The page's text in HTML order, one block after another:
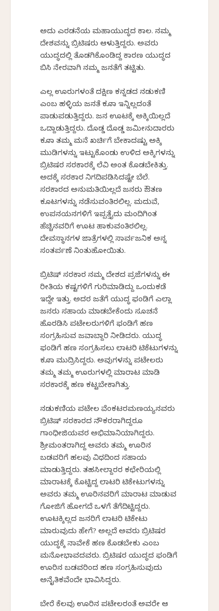
ಅದು ಎರಡನೆಯ ಮಹಾಯುದ್ಧದ ಕಾಲ. ನಮ್ಮ
ದೇಶವನ್ನು ಬ್ರಿಟಿಷರು ಆಳುತ್ತಿದ್ದರು. ಅವರು
ಯುದ್ಧದಲ್ಲಿ ತೊಡಗಿಕೊಂಡಿದ್ದ ಕಾರಣ ಯುದ್ಧದ
ಬಿಸಿ ನೇರವಾಗಿ ನಮ್ಮ ಜನತೆಗೆ ತಟ್ಟಿತು.
ಎಲ್ಲ ಊರುಗಳಂತೆ ದಕ್ಷಿಣ ಕನ್ನಡದ ನಡುಕಣಿ
ಎಂಬ ಹಳ್ಳಿಯ ಜನತೆ ಕೂಡಾ ಇನ್ನಿಲ್ಲದಂತೆ
ಪಾಡುಪಡುತ್ತಿದ್ದರು. ಜನ ಊಟಕ್ಕೆ ಅಕ್ಕಿಯಿಲ್ಲದೆ
ಒದ್ದಾಡುತ್ತಿದ್ದರು. ದೊಡ್ಡ ದೊಡ್ಡ ಜಮೀನುದಾರರು
ಕೂಡಾ ತಮ್ಮ ಮನೆ ಖರ್ಚಿಗೆ ಬೇಕಾದಷ್ಟು ಅಕ್ಕಿ
ಮುಡಿಗಳನ್ನು ಇಟ್ಟುಕೊಂಡು ಉಳಿದ ಅಕ್ಕಿಗಳನ್ನು
ಬ್ರಿಟಿಷರ ಸರಕಾರಕ್ಕೆ ಲೆವಿ ಅಂತ ಕೊಡಬೇಕಿತ್ತು.
ಅದಕ್ಕೆ ಸರಕಾರ ನಿಗದಿಪಡಿಸಿದಷ್ಟೇ ಬೆಲೆ.
ಸರಕಾರದ ಅನುಮತಿಯಿಲ್ಲದೆ ಜನರು ಔತಣ
ಕೂಟಗಳನ್ನು ನಡೆಸುವಂತಿರಲಿಲ್ಲ. ಮದುವೆ,
ಉಪನಯನಗಳಿಗೆ ಇಪ್ಪತ್ತೈದು ಮಂದಿಗಿಂತ
ಹೆಚ್ಚಿನವರಿಗೆ ಊಟ ಹಾಕುವಂತಿರಲಿಲ್ಲ.
ದೇವಸ್ಥಾನಗಳ ಜಾತ್ರೆಗಳಲ್ಲಿ ಸಾರ್ವಜನಿಕ ಅನ್ನ
ಸಂತರ್ಪಣೆ ನಿಂತುಹೋಯಿತು.
ಬ್ರಿಟಿಷ್ ಸರಕಾರ ನಮ್ಮ ದೇಶದ ಪ್ರಜೆಗಳನ್ನು ಈ
ರೀತಿಯ ಕಷ್ಟಗಳಿಗೆ ಗುರಿಮಾಡಿದ್ದು ಒಂದುಕಡೆ
ಇದ್ದೇ ಇತ್ತು. ಅದರ ಜತೆಗೆ ಯುದ್ಧ ಫಂಡಿಗೆ ಎಲ್ಲಾ
ಜನರು ಸಹಾಯ ಮಾಡಬೇಕೆಂದು ಸೂಚನೆ
ಹೊರಡಿಸಿ ಪಟೇಲರುಗಳಿಗೆ ಫಂಡಿಗೆ ಹಣ
ಸಂಗ್ರಹಿಸುವ ಜವಾಬ್ದಾರಿ ನೀಡಿದರು. ಯುದ್ಧ
ಫಂಡಿಗೆ ಹಣ ಸಂಗ್ರಹಿಸಲು ಲಾಟರಿ ಟಿಕೆಟುಗಳನ್ನು
ಕೂಡಾ ಮುದ್ರಿಸಿದ್ದರು. ಅವುಗಳನ್ನು ಪಟೇಲರು
ತಮ್ಮ ತಮ್ಮ ಊರುಗಳಲ್ಲಿ ಮಾರಾಟ ಮಾಡಿ
ಸರಕಾರಕ್ಕೆ ಹಣ ಕಟ್ಟಬೇಕಾಗಿತ್ತು.
ನಡುಕಣಿಯ ಪಟೇಲ ವೆಂಕಟರಮಣಯ್ಯನವರು
ಬ್ರಿಟಿಷ್ ಸರಕಾರದ ನೌಕರರಾಗಿದ್ದರೂ
ಗಾಂಧೀಜಿಯವರ ಅಭಿಮಾನಿಯಾಗಿದ್ದರು.
ಶ್ರೀಮಂತರಾಗಿದ್ದ ಅವರು ತಮ್ಮ ಊರಿನ
ಬಡವರಿಗೆ ಹಲವು ವಿಧದಿಂದ ಸಹಾಯ
ಮಾಡುತ್ತಿದ್ದರು. ತಹಸೀಲ್ದಾರರ ಕಛೇರಿಯಲ್ಲಿ
ಮಾರಾಟಕ್ಕೆ ಕೊಟ್ಟಿದ್ದ ಲಾಟರಿ ಟಿಕೇಟುಗಳನ್ನು
ಅವರು ತಮ್ಮ ಊರಿನವರಿಗೆ ಮಾರಾಟ ಮಾಡುವ
ಗೋಜಿಗೆ ಹೋಗದೆ ಒಳಗೆ ತೆಗೆದಿಟ್ಟಿದ್ದರು.
ಊಟಕ್ಕಿಲ್ಲದ ಜನರಿಗೆ ಲಾಟರಿ ಟಿಕೇಟು
ಮಾರುವುದು ಹೇಗೆ? ಅಲ್ಲದೆ ಅವರು ಬ್ರಿಟಿಷರ
ಯುದ್ಧಕ್ಕೆ ನಾವೇಕೆ ಹಣ ಕೊಡಬೇಕು ಎಂಬ
ಮನೋಭಾವದವರು. ಬ್ರಿಟಿಷರ ಯುದ್ಧದ ಫಂಡಿಗೆ
ಊರಿನ ಬಡವರಿಂದ ಹಣ ಸಂಗ್ರಹಿಸುವುದು
ಅನೈತಿಕವೆಂದೇ ಭಾವಿಸಿದ್ದರು.
ಬೇರೆ ಕೆಲವು ಊರಿನ ಪಟೇಲರಂತೆ ಅವರೇ ಆ